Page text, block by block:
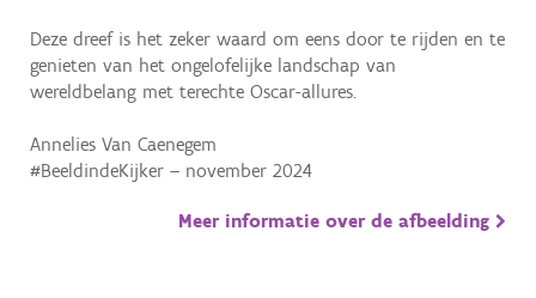
Deze dreef is het zeker waard om eens door te rijden en te
genieten van het ongelofelijke landschap van
wereldbelang met terechte Oscar-allures.
Annelies Van Caenegem
Meer informatie over de afbeelding